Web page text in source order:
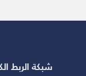
شبكة الربط